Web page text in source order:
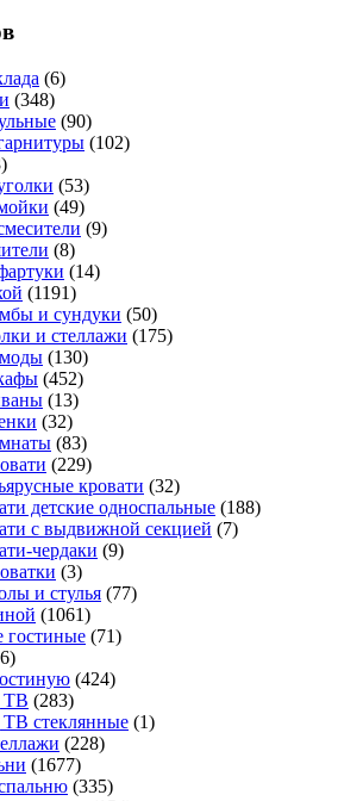
(6)
(348)
(90)
(102)
(53)
(49)
(9)
(8)
(14)
(1191)
и сундуки (50)
и стеллажи (175)
(130)
(452)
(13)
(32)
(83)
(229)
кровати (32)
детские односпальные (188)
с выдвижной секцией (7)
чердаки (9)
(3)
и стулья (77)
(1061)
гостиные (71)
(424)
ТВ (283)
стеклянные (1)
(228)
(1677)
(335)